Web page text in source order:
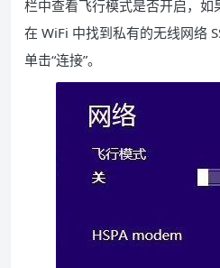
栏中查看飞行模式是否开启，
在 WiFi 中找到私有的无线网络
单击“连接”。